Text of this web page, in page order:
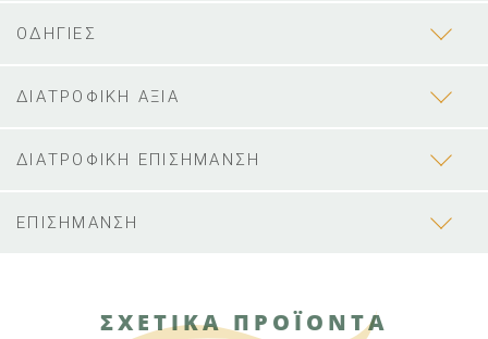
ΟΔΗΓΙΕΣ
ΔΙΑΤΡΟΦΙΚΗ ΑΞΙΑ
ΔΙΑΤΡΟΦΙΚΗ ΕΠΙΣΗΜΑΝΣΗ
ΕΠΙΣΗΜΑΝΣΗ
ΣΧΕΤΙΚΑ ΠΡΟΪΟΝΤΑ